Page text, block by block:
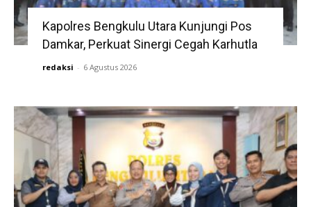
Kapolres Bengkulu Utara Kunjungi Pos
Damkar, Perkuat Sinergi Cegah Karhutla
redaksi - 6 Agustus 2026